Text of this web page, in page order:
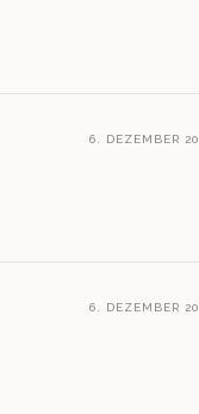
6. DEZEMBER
6. DEZEMBER